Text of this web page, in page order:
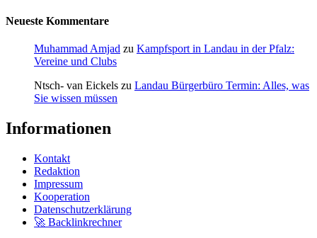
Neueste Kommentare
Muhammad Amjad zu Kampfsport in Landau in der Pfalz:
Vereine und Clubs
Ntsch- van Eickels zu Landau Bürgerbüro Termin: Alles, was
Sie wissen müssen
Informationen
Kontakt
Redaktion
Impressum
Kooperation
Datenschutzerklärung
🚀 Backlinkrechner